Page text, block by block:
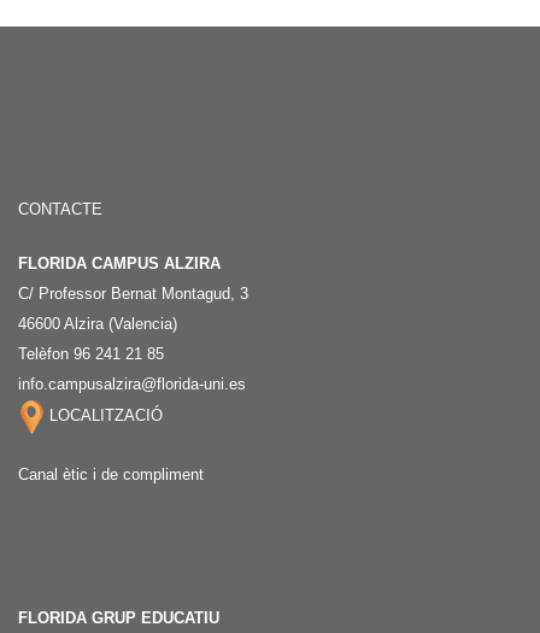
CONTACTE
FLORIDA CAMPUS ALZIRA
C/ Professor Bernat Montagud, 3
46600 Alzira (Valencia)
Telèfon 96 241 21 85
info.campusalzira@florida-uni.es
LOCALITZACIÓ
Canal ètic i de compliment
FLORIDA GRUP EDUCATIU